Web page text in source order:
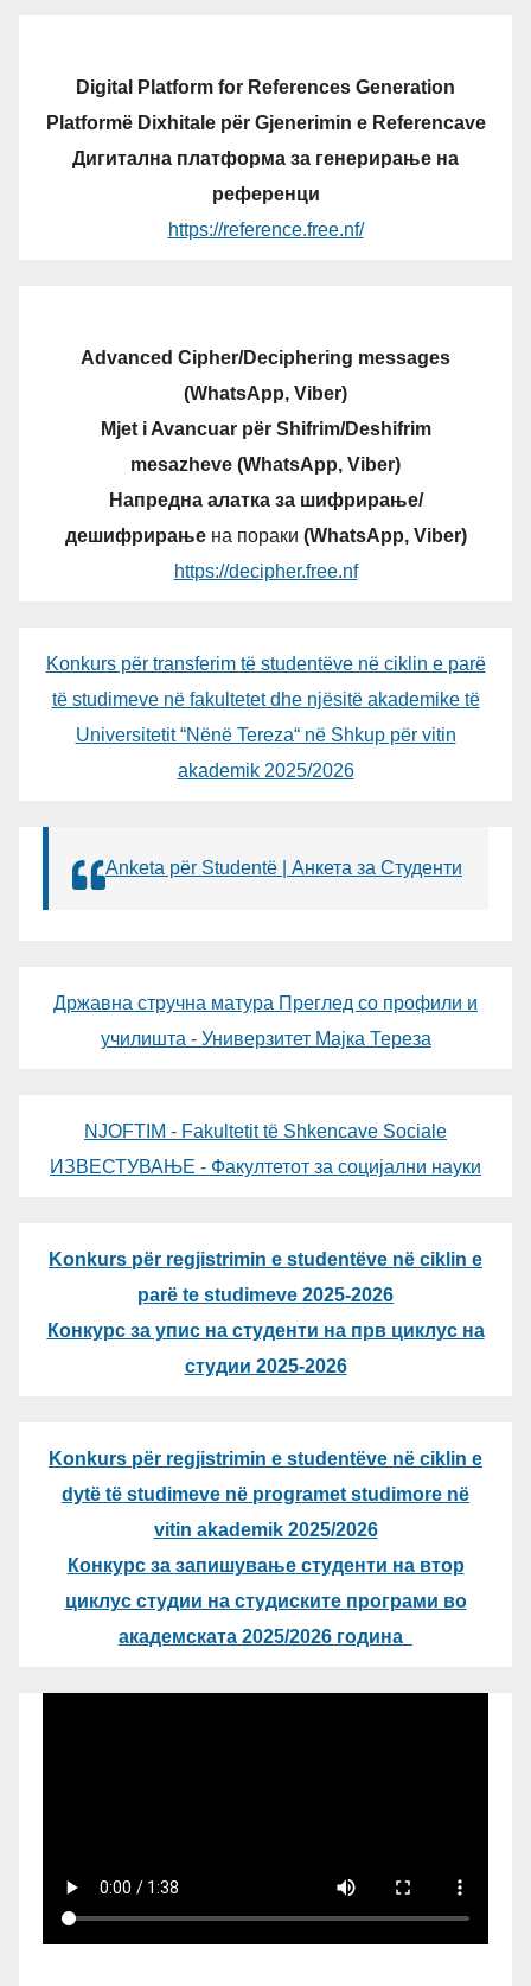
Digital Platform for References Generation
Platformë Dixhitale për Gjenerimin e Referencave
Дигитална платформа за генерирање на
референци
https://reference.free.nf/
Advanced Cipher/Deciphering messages
(WhatsApp, Viber)
Mjet i Avancuar për Shifrim/Deshifrim
mesazheve (WhatsApp, Viber)
Напредна алатка за шифрирање/
дешифрирањена пораки (WhatsApp, Viber)
https://decipher.free.nf
Konkurs për transferim të studentëve në ciklin e parë
të studimeve në fakultetet dhe njësitë akademike të
Universitetit “Nënë Tereza“ në Shkup për vitin
akademik 2025/2026
Anketa për Studentë | Анкета за Студенти
Државна стручна матура Преглед со профили и
училишта - Универзитет Мајка Тереза
NJOFTIM - Fakultetit të Shkencave Sociale
ИЗВЕСТУВАЊЕ - Факултетот за социјални науки
Konkurs për regjistrimin e studentëve në ciklin e
parë te studimeve 2025-2026
Конкурс за упис на студенти на прв циклус на
студии 2025-2026
Konkurs për regjistrimin e studentëve në ciklin e
dytë të studimeve në programet studimore në
vitin akademik 2025/2026
Конкурс за запишување студенти на втор
циклус студии на студиските програми во
академската 2025/2026 година